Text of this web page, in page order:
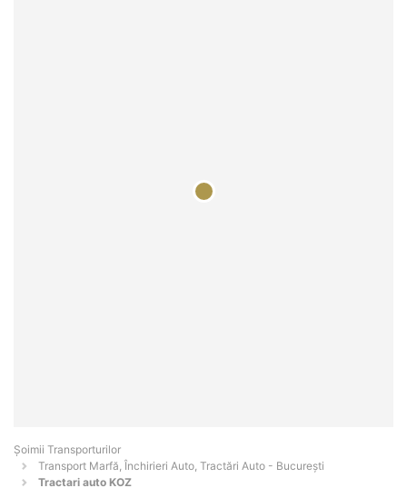
Șoimii Transporturilor
Transport Marfă, Închirieri Auto, Tractări Auto - Bucureşti
Tractari auto KOZ